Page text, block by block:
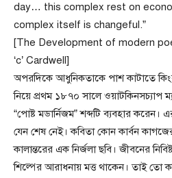
day… this complex rest on
complex itself is changeful.”
[The Development of modern
‘c’ Cardwell]
অপরদিকে আধুনিকতাকে পাশ কাটাতে
নিয়ে প্রথম ১৮৭০ সালে ওয়াটকিনসচ্যাপ
“পোষ্ট মডার্নিজম” শব্দটি ব্যবহার করেন।
যেন শেষ নেই। কবিতা কোন কার্বন
কালান্তরের এক নির্জলা ছবি। জীবনের
শিল্পের আরাধনায় মত্ত থাকেন। তাই তো